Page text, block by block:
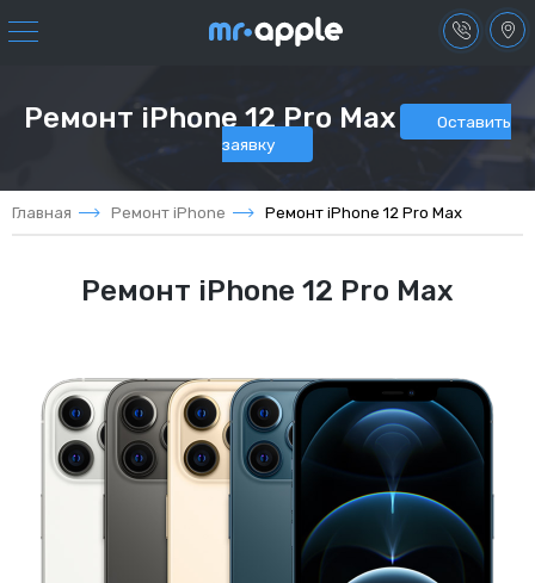
+7 (499) 490-01-76
Перезвоните мне
Ремонт iPhone 12 Pro Max
Оставить
заявку
Главная Ремонт iPhone Ремонт iPhone 12 Pro Max
Ремонт iPhone 12 Pro Max